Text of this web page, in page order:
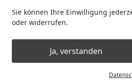
Sie können Ihre Einwilligung
oder widerrufen.
Ja, verstanden
Motorradteile & Ersatzteile